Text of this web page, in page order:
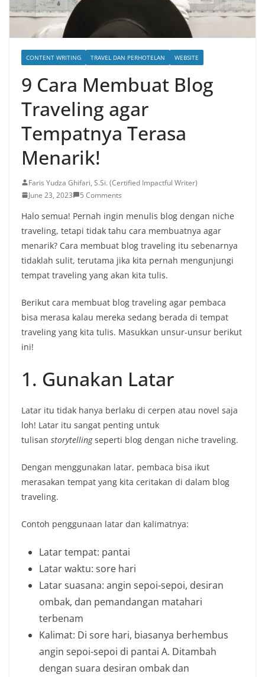
CONTENT WRITING TRAVEL DAN PERHOTELAN WEBSITE
9 Cara Membuat Blog
Traveling agar
Tempatnya Terasa
Menarik!
Faris Yudza Ghifari, S.Si. (Certified Impactful Writer)
June 23, 2023
5 Comments
Halo semua! Pernah ingin menulis blog dengan niche
traveling, tetapi tidak tahu cara membuatnya agar
menarik? Cara membuat blog traveling itu sebenarnya
tidaklah sulit, terutama jika kita pernah mengunjungi
tempat traveling yang akan kita tulis.
Berikut cara membuat blog traveling agar pembaca
bisa merasa kalau mereka sedang berada di tempat
traveling yang kita tulis. Masukkan unsur-unsur berikut
ini!
1. Gunakan Latar
Latar itu tidak hanya berlaku di cerpen atau novel saja
loh! Latar itu sangat penting untuk
tulisan storytellingseperti blog dengan niche traveling.
Dengan menggunakan latar, pembaca bisa ikut
merasakan tempat yang kita ceritakan di dalam blog
traveling.
Contoh penggunaan latar dan kalimatnya:
Latar tempat: pantai
Latar waktu: sore hari
Latar suasana: angin sepoi-sepoi, desiran
ombak, dan pemandangan matahari
terbenam
Kalimat: Di sore hari, biasanya berhembus
angin sepoi-sepoi di pantai A. Ditambah
dengan suara desiran ombak dan